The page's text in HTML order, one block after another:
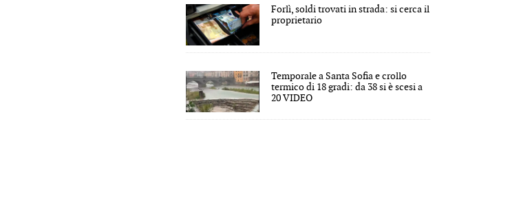
Forlì, soldi trovati in strada: si cerca il
proprietario
Temporale a Santa Sofia e crollo
termico di 18 gradi: da 38 si è scesi a
20 VIDEO